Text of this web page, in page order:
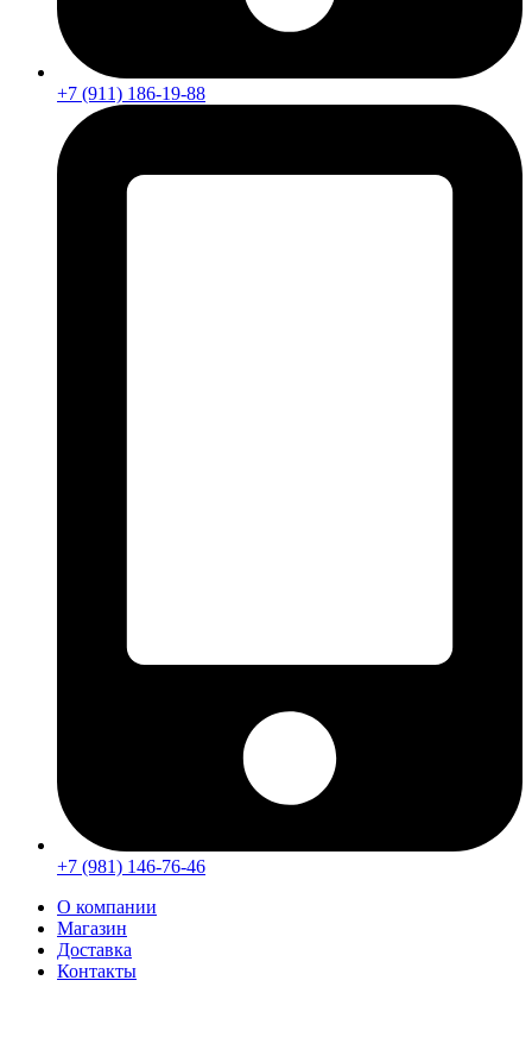
+7 (911) 186-19-88
+7 (981) 146-76-46
О компании
Магазин
Доставка
Контакты